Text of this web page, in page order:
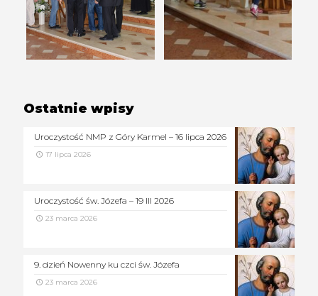
Ostatnie wpisy
Uroczystość NMP z Góry Karmel – 16 lipca 2026
17 lipca 2026
Uroczystość św. Józefa – 19 III 2026
23 marca 2026
9. dzień Nowenny ku czci św. Józefa
23 marca 2026